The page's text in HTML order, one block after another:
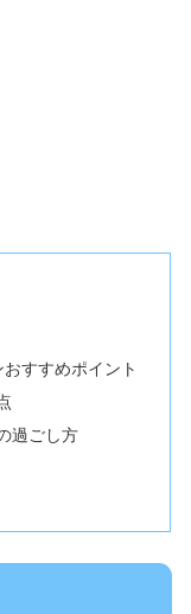
すすめポイント
過ごし方